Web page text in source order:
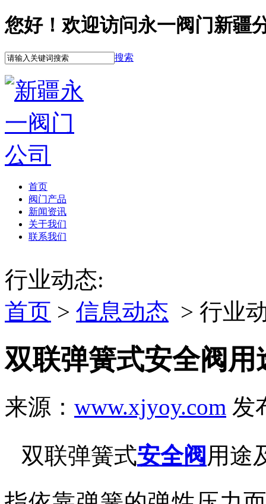
您好！欢迎访问永一阀门新疆
搜索
首页
阀门产品
新闻资讯
关于我们
联系我们
行业动态:
首页 > 信息动态 > 行业
双联弹簧式安全阀用
来源： www.xjyoy.com 发
双联弹簧式安全阀 用途